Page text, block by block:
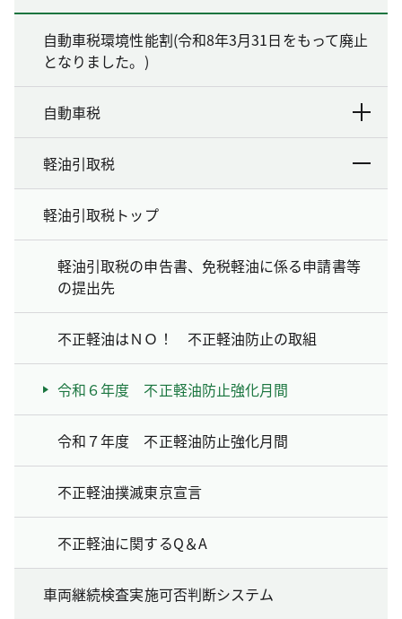
自動車税環境性能割(令和8年3月31日をもって廃止
となりました。)
自動車税
軽油引取税
軽油引取税トップ
軽油引取税の申告書、免税軽油に係る申請書等
の提出先
不正軽油はＮＯ！ 不正軽油防止の取組
令和６年度 不正軽油防止強化月間
令和７年度 不正軽油防止強化月間
不正軽油撲滅東京宣言
不正軽油に関するQ＆A
車両継続検査実施可否判断システム